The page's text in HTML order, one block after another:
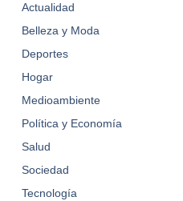
Actualidad
Belleza y Moda
Deportes
Hogar
Medioambiente
Política y Economía
Salud
Sociedad
Tecnología